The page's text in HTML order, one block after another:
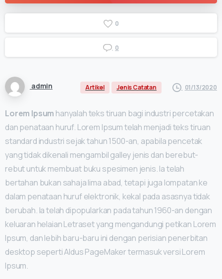
0
0
admin Artikel Jenis Catatan 01/13/2020
Lorem Ipsum hanyalah teks tiruan bagi industri percetakan
dan penataan huruf. Lorem Ipsum telah menjadi teks tiruan
standard industri sejak tahun 1500-an, apabila pencetak
yang tidak dikenali mengambil galley jenis dan berebut-
rebut untuk membuat buku spesimen jenis. Ia telah
bertahan bukan sahaja lima abad, tetapi juga lompatan ke
dalam penataan huruf elektronik, kekal pada asasnya tidak
berubah. Ia telah dipopularkan pada tahun 1960-an dengan
keluaran helaian Letraset yang mengandungi petikan Lorem
Ipsum, dan lebih baru-baru ini dengan perisian penerbitan
desktop seperti Aldus PageMaker termasuk versi Lorem
Ipsum.